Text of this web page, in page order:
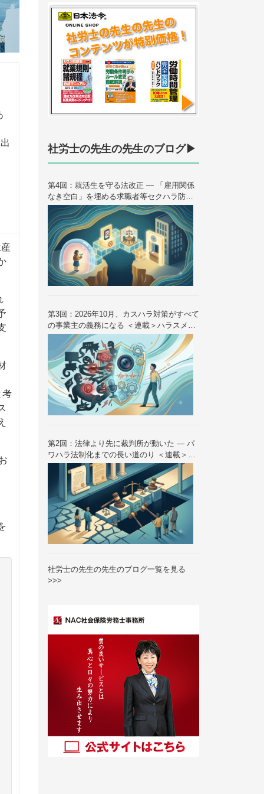
考
社労士の先生の先生のブログ▶
第4回：就活生を守る法改正 — 「雇用関係
なき空白」を埋める求職者等セクハラ防止
措置 ＜連載＞ハラスメント法制の歴史と未
来 — 2026年10月大改正を読み解く（全6
回）
第3回：2026年10月、カスハラ対策がすべて
の事業主の義務になる ＜連載＞ハラスメン
ト法制の歴史と未来 — 2026年10月大改正
を読み解く（全6回）
第2回：法律より先に裁判所が動いた — パ
ワハラ法制化までの長い道のり ＜連載＞ハ
ラスメント法制の歴史と未来 — 2026年10
月大改正を読み解く（全6回）
社労士の先生の先生のブログ一覧を見る
>>>